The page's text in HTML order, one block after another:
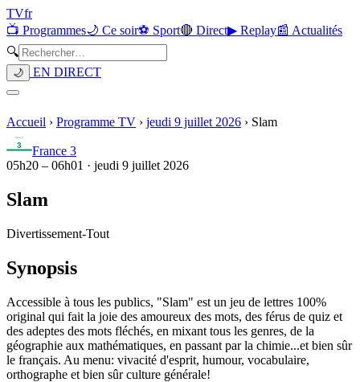
TVfr
📺 Programmes🌙 Ce soir⚽ Sport🔴 Direct▶ Replay📰 Actualités
🔍
🌙 EN DIRECT
Accueil › Programme TV › jeudi 9 juillet 2026 › Slam
France 3
05h20 – 06h01 · jeudi 9 juillet 2026
Slam
Divertissement-Tout
Synopsis
Accessible à tous les publics, "Slam" est un jeu de lettres 100%
original qui fait la joie des amoureux des mots, des férus de quiz et
des adeptes des mots fléchés, en mixant tous les genres, de la
géographie aux mathématiques, en passant par la chimie...et bien sûr
le français. Au menu: vivacité d'esprit, humour, vocabulaire,
orthographe et bien sûr culture générale!